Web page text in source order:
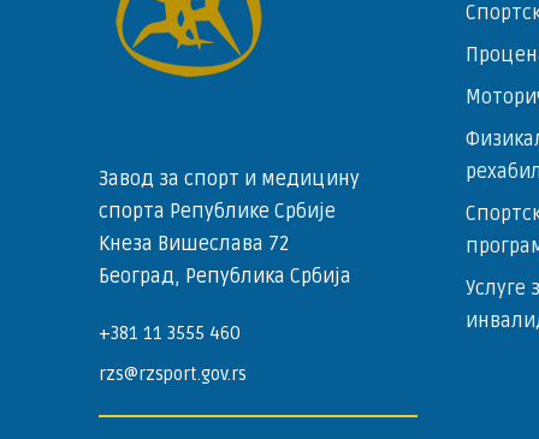
Завод за спорт и медицину
спорта Републике Србије
Кнеза Вишеслава 72
Београд, Република Србија
+381 11 3555 460
rzs@rzsport.gov.rs
Услуге